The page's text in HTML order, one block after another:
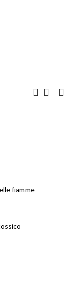
fiamme